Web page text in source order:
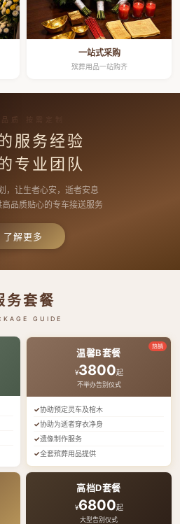
一站式采购
殡葬用品一站购齐
质 按需定制
服务经验
专业团队
，让生者心安，逝者安息
品质贴心的专车接送服务
了解更多
务套餐
GUIDE
热销
温馨B套餐
¥3800起
不举办告别仪式
协助预定灵车及棺木
协助为逝者穿衣净身
遗像制作服务
全套殡葬用品提供
高档D套餐
¥6800起
大型告别仪式